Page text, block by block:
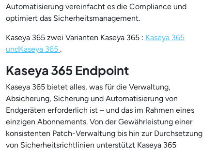
Automatisierung vereinfacht es die Compliance und
optimiert das Sicherheitsmanagement.
Kaseya 365 zwei Varianten Kaseya 365 : Kaseya 365
undKaseya 365 .
Kaseya 365 Endpoint
Kaseya 365 bietet alles, was für die Verwaltung,
Absicherung, Sicherung und Automatisierung von
Endgeräten erforderlich ist – und das im Rahmen eines
einzigen Abonnements. Von der Gewährleistung einer
konsistenten Patch-Verwaltung bis hin zur Durchsetzung
von Sicherheitsrichtlinien unterstützt Kaseya 365